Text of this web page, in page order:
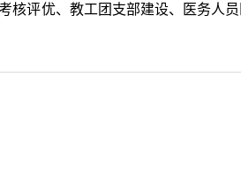
核评优、教工团支部建设、医务人